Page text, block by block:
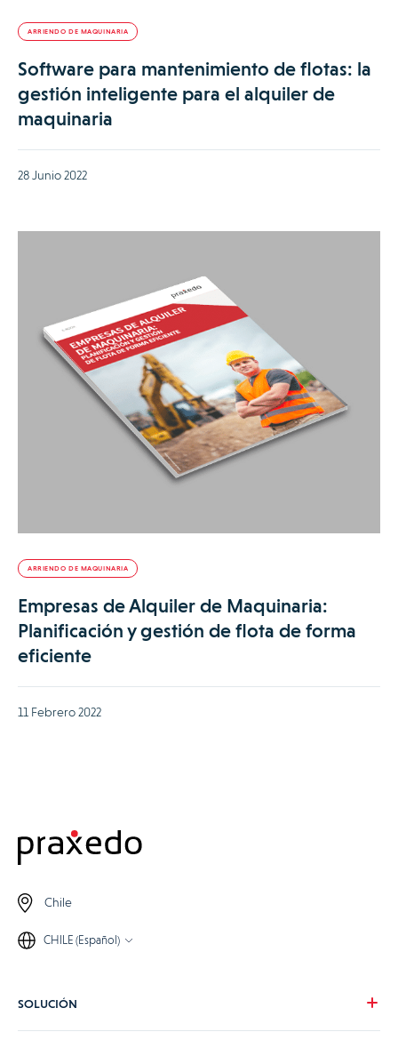
ARRIENDO DE MAQUINARIA
Software para mantenimiento de flotas: la
gestión inteligente para el alquiler de
maquinaria
28 Junio 2022
ARRIENDO DE MAQUINARIA
Empresas de Alquiler de Maquinaria:
Planificación y gestión de flota de forma
eficiente
11 Febrero 2022
Chile
CHILE (Español)
SOLUCIÓN